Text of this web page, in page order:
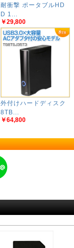
耐衝撃 ポータブルHD
D 1...
￥29,800
外付けハードディスク
8TB...
￥64,800